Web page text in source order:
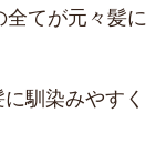
てが元々髪に
馴染みやすく